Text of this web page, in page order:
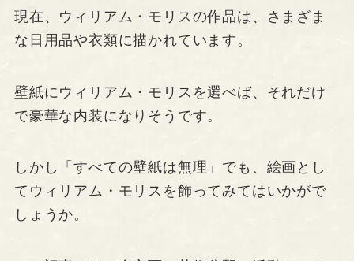
現在、ウィリアム・モリスの作品は、さまざま
な日用品や衣類に描かれています。
壁紙にウィリアム・モリスを選べば、それだけ
で豪華な内装になりそうです。
しかし「すべての壁紙は無理」でも、絵画とし
てウィリアム・モリスを飾ってみてはいかがで
しょうか。